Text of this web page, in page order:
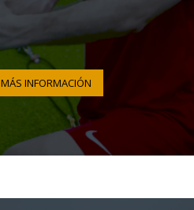
MÁS INFORMACIÓN